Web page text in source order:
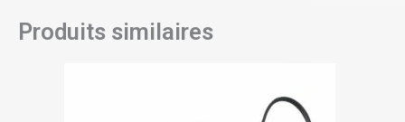
Produits similaires